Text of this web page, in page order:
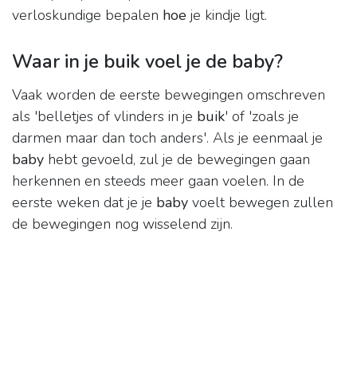
verloskundige bepalen hoe je kindje ligt.
Waar in je buik voel je de baby?
Vaak worden de eerste bewegingen omschreven
als 'belletjes of vlinders in je buik' of 'zoals je
darmen maar dan toch anders'. Als je eenmaal je
baby hebt gevoeld, zul je de bewegingen gaan
herkennen en steeds meer gaan voelen. In de
eerste weken dat je je baby voelt bewegen zullen
de bewegingen nog wisselend zijn.